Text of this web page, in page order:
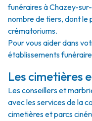
funéraires à Chazey-
nombre de tiers, dont le
crématoriums.
Pour vous aider dans
établissements
Les cimetières
Les conseillers et
avec les services de la
cimetières et parcs